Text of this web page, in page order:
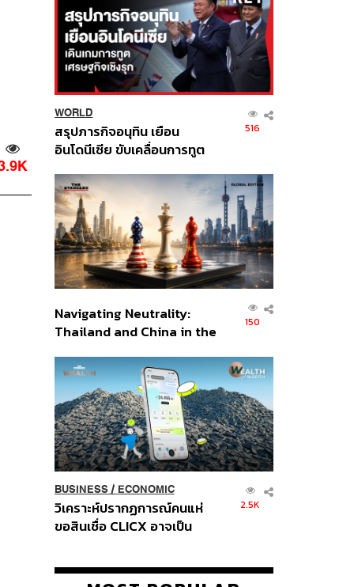
WORLD
สรุปภารกิจอนุทิน เยือน
อินโดนีเซีย ขับเคลื่อนการทูต
ส่วนยุทธศาสตร์ไทย –
อินโดนีเซีย
516
Navigating Neutrality:
Thailand and China in the
Order
150
BUSINESS/ ECONOMIC
วิเคราะห์ปรากฏการณ์คนแห่
ขอสินเชื่อ CLICX อาจเป็น
ปัญหาหนี้ครัวเรือนไทยที่ถูกซุก
2.5K